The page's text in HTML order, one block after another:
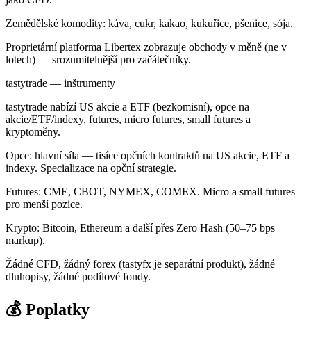
Zemědělské komodity: káva, cukr, kakao, kukuřice, pšenice, sója.
Proprietární platforma Libertex zobrazuje obchody v měně (ne v
lotech) — srozumitelnější pro začátečníky.
tastytrade — inštrumenty
tastytrade nabízí US akcie a ETF (bezkomisní), opce na
akcie/ETF/indexy, futures, micro futures, small futures a
kryptoměny.
Opce: hlavní síla — tisíce opčních kontraktů na US akcie, ETF a
indexy. Specializace na opční strategie.
Futures: CME, CBOT, NYMEX, COMEX. Micro a small futures
pro menší pozice.
Krypto: Bitcoin, Ethereum a další přes Zero Hash (50–75 bps
markup).
Žádné CFD, žádný forex (tastyfx je separátní produkt), žádné
dluhopisy, žádné podílové fondy.
💰 Poplatky